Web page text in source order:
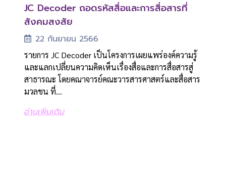
โครงการ เสวนาแลกเปลี่ยน “Community
Dialogue – ถอดบทเรียน Coaching การ
ผลิตสื่อเพื่อพัฒนาชุมชน”
22 กันยายน 2566
สรุปการถอดบทเรียน "Community Dialogue โค้ชชิ่ง
การผลิตสื่อเพื่อพัฒนาชุมชน" คณะวารสารศาสตร์ฯ
มหาวิทยาลัยธรรมศาสตร์ เมื่อวันที่ 15 มิถุนายน 2566
อ่านเพิ่มเติม
eBook: การขับเคลื่อนการรู้เท่าทันสื่อดิจิทัล
1 ธันวาคม 2568
Download: DMLM eBook Copyright © 2025 by
Faculty of Journalism and Mass Communication,
Thammasat UniversityAll rights reserved.Digital
Media L...
อ่านเพิ่มเติม
JC Decoder ถอดรหัสสื่อและการสื่อสารที่
สังคมสงสัย
22 กันยายน 2566
รายการ JC Decoder เป็นโครงการเผยแพร่องค์ความรู้
และแลกเปลี่ยนความคิดเห็นเรื่องสื่อและการสื่อสารสู่
สาธารณะ โดยคณาจารย์คณะวารสารศาสตร์และสื่อสาร
มวลชน ที่...
อ่านเพิ่มเติม
JC Learning Project From Podcast : การ
จัดการธุรกิจสื่อบันเทิงขนาดเล็ก
22 กันยายน 2566
JC podcast 2023 EP1 ซีรี่ส์ไทยยุคดิจิทัลกับความ
สำเร็จระดับสากล JC podcast 2023 EP02 การต่อสู้
เพื่อความอยู่รอดของคลื่นวิทยุไทยในยุคดิจิทัล JC
podcast...
อ่านเพิ่มเติม
โครงการ เสวนาแลกเปลี่ยน “Community
Dialogue – ถอดบทเรียน Coaching การ
ผลิตสื่อเพื่อพัฒนาชุมชน”
22 กันยายน 2566
สรุปการถอดบทเรียน "Community Dialogue โค้ชชิ่ง
การผลิตสื่อเพื่อพัฒนาชุมชน" คณะวารสารศาสตร์ฯ
มหาวิทยาลัยธรรมศาสตร์ เมื่อวันที่ 15 มิถุนายน 2566
อ่านเพิ่มเติม
eBook: การขับเคลื่อนการรู้เท่าทันสื่อดิจิทัล
1 ธันวาคม 2568
Download: DMLM eBook Copyright © 2025 by
Faculty of Journalism and Mass Communication,
Thammasat UniversityAll rights reserved.Digital
Media L...
อ่านเพิ่มเติม